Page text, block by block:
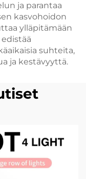
ja parantaa
kasvohoidon
ylläpitämään
suhteita,
ja kestävyyttä.